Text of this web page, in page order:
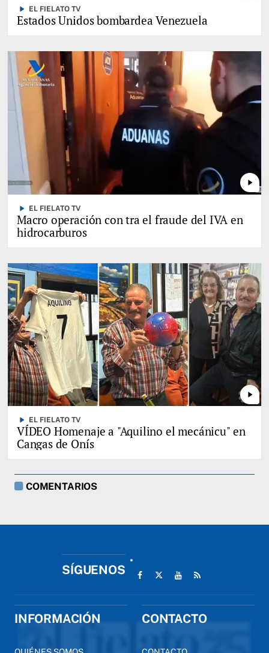
play_arrow EL FIELATO TV
Estados Unidos bombardea Venezuela
play_arrow
play_arrow EL FIELATO TV
Macro operación con tra el fraude del IVA en
hidrocarburos
play_arrow
play_arrow EL FIELATO TV
VÍDEO Homenaje a "Aquilino el mecánicu" en
Cangas de Onís
COMENTARIOS
SÍGUENOS
INFORMACIÓN CONTACTO